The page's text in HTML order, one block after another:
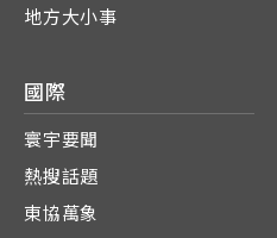
地方大小事
國際
寰宇要聞
熱搜話題
東協萬象